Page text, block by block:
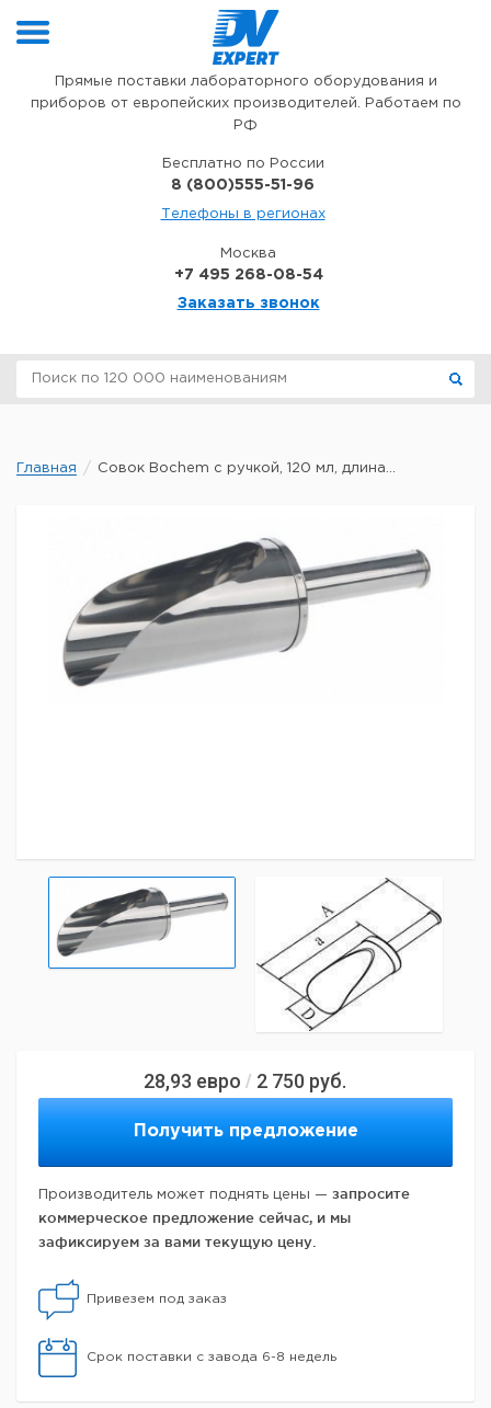
Прямые поставки лабораторного оборудования и
приборов от европейских производителей. Работаем по
РФ
Бесплатно по России
8 (800)555-51-96
Телефоны в регионах
Москва
+7 495 268-08-54
Заказать звонок
Главная Совок Bochem с ручкой, 120 мл, длина...
28,93 евро / 2 750 руб.
Получить предложение
Производитель может поднять цены — запросите
коммерческое предложение сейчас, и мы
зафиксируем за вами текущую цену.
Привезем под заказ
Срок поставки с завода 6-8 недель